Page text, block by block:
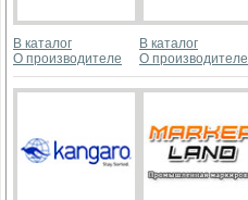
В каталог
О производителе
В каталог
О производителе